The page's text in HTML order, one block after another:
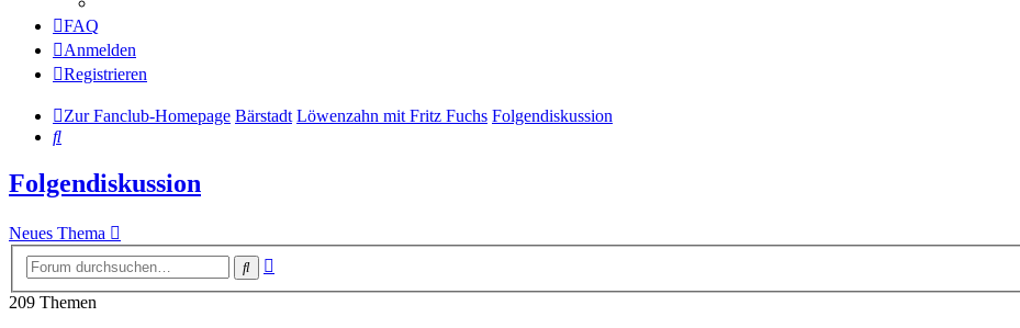
FAQ
Anmelden
Registrieren
Zur Fanclub-Homepage Bärstadt Löwenzahn mit Fritz Fuchs Folgendiskussion
Suche
Folgendiskussion
Neues Thema
Suche
209 Themen